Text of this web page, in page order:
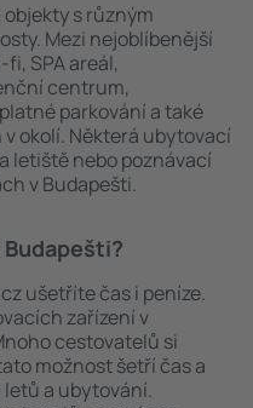
s různým
Mezi nejoblíbenější
SPA areál,
centrum,
parkování a také
okolí. Některá ubytovací
letiště nebo poznávací
v Budapešti.
ušetříte čas i peníze.
zařízení v
cestovatelů si
možnost šetří čas a
a ubytování.